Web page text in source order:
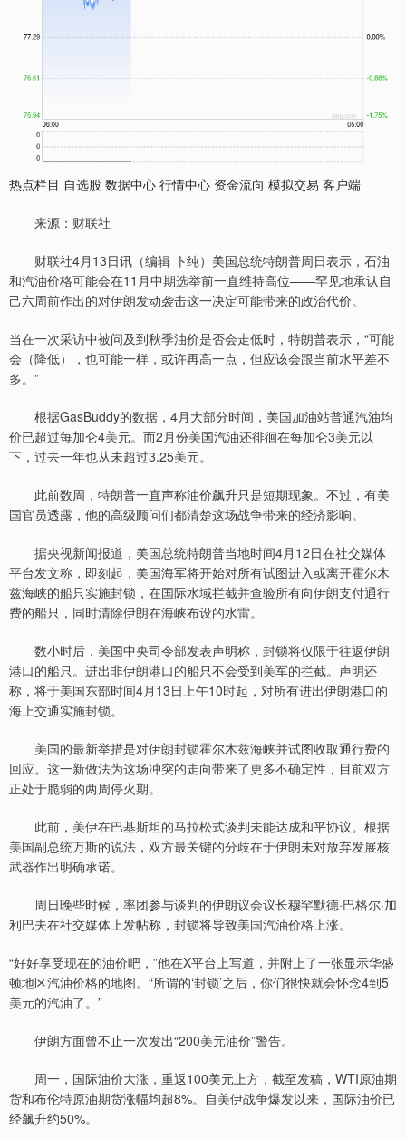
热点栏目 自选股 数据中心 行情中心 资金流向 模拟交易 客户端
来源：财联社
财联社4月13日讯（编辑 卞纯）美国总统特朗普周日表示，石油
和汽油价格可能会在11月中期选举前一直维持高位——罕见地承认自
己六周前作出的对伊朗发动袭击这一决定可能带来的政治代价。
当在一次采访中被问及到秋季油价是否会走低时，特朗普表示，“可能
会（降低），也可能一样，或许再高一点，但应该会跟当前水平差不
多。”
根据GasBuddy的数据，4月大部分时间，美国加油站普通汽油均
价已超过每加仑4美元。而2月份美国汽油还徘徊在每加仑3美元以
下，过去一年也从未超过3.25美元。
此前数周，特朗普一直声称油价飙升只是短期现象。不过，有美
国官员透露，他的高级顾问们都清楚这场战争带来的经济影响。
据央视新闻报道，美国总统特朗普当地时间4月12日在社交媒体
平台发文称，即刻起，美国海军将开始对所有试图进入或离开霍尔木
兹海峡的船只实施封锁，在国际水域拦截并查验所有向伊朗支付通行
费的船只，同时清除伊朗在海峡布设的水雷。
数小时后，美国中央司令部发表声明称，封锁将仅限于往返伊朗
港口的船只。进出非伊朗港口的船只不会受到美军的拦截。声明还
称，将于美国东部时间4月13日上午10时起，对所有进出伊朗港口的
海上交通实施封锁。
美国的最新举措是对伊朗封锁霍尔木兹海峡并试图收取通行费的
回应。这一新做法为这场冲突的走向带来了更多不确定性，目前双方
正处于脆弱的两周停火期。
此前，美伊在巴基斯坦的马拉松式谈判未能达成和平协议。根据
美国副总统万斯的说法，双方最关键的分歧在于伊朗未对放弃发展核
武器作出明确承诺。
周日晚些时候，率团参与谈判的伊朗议会议长穆罕默德·巴格尔·加
利巴夫在社交媒体上发帖称，封锁将导致美国汽油价格上涨。
“好好享受现在的油价吧，”他在X平台上写道，并附上了一张显示华盛
顿地区汽油价格的地图。“所谓的‘封锁’之后，你们很快就会怀念4到5
美元的汽油了。”
伊朗方面曾不止一次发出“200美元油价”警告。
周一，国际油价大涨，重返100美元上方，截至发稿，WTI原油期
货和布伦特原油期货涨幅均超8%。自美伊战争爆发以来，国际油价已
经飙升约50%。